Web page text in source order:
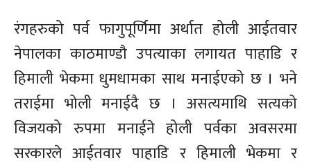
रंगहरुको पर्व फागुपूर्णिमा अर्थात होली आईतवार
नेपालका काठमाण्डौ उपत्याका लगायत पाहाडि र
हिमाली भेकमा धुमधामका साथ मनाईएको छ । भने
तराईमा भोली मनाईदै छ । असत्यमाथि सत्यको
विजयको रुपमा मनाईने होली पर्वका अवसरमा
सरकारले आईतवार पाहाडि र हिमाली भेकमा र